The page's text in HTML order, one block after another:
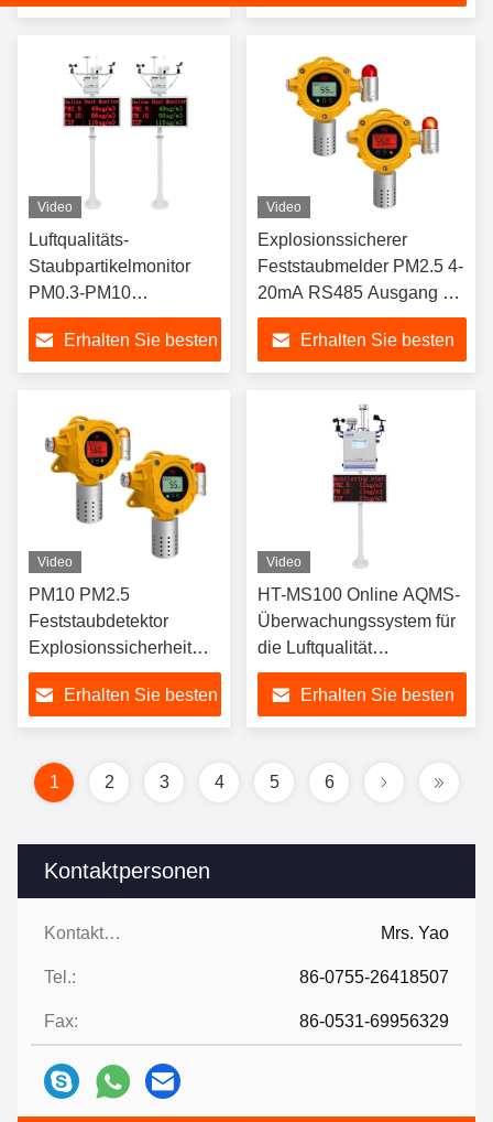
Kontaktpersonen
Kontaktpersonen: Mrs. Yao
Tel.: 86-0755-26418507
Fax: 86-0531-69956329
Laserstaubdetektor
Video
Luftqualitäts-
Staubpartikelmonitor
PM0.3-PM10
Datentransfer-
Speichersystem zur
Überwachung der
Erhalten Sie besten
Video
Explosionssicherer
Feststaubmelder PM2.5 4-
20mA RS485 Ausgang mit
Fernbedienung
Erhalten Sie besten
Video
PM10 PM2.5
Feststaubdetektor
Explosionssicherheit
Festpartikel
Erhalten Sie besten
Video
HT-MS100 Online AQMS-
Überwachungssystem für
die Luftqualität
Umweltparameter
Messung Pm2,5 PM10-
Überwachungssystem
Erhalten Sie besten
1 2 3 4 5 6